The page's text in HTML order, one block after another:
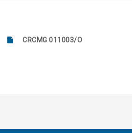
CRCMG 011003/O